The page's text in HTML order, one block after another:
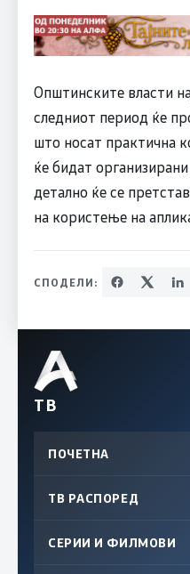
Општинските власти
следниот период ќе
што носат практична
ќе бидат
детално ќе се
на користење на
СПОДЕЛИ:
ТВ
ПОЧЕТНА
ТВ РАСПОРЕД
СЕРИИ И ФИЛМОВИ